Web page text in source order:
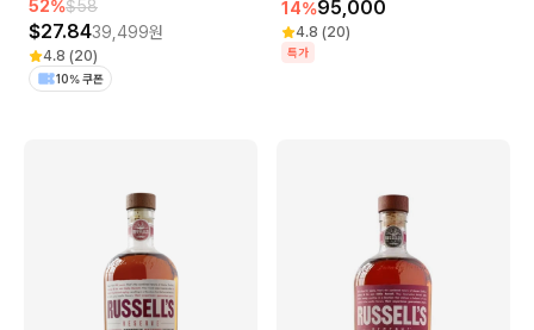
52%$58
$27.8439,499원
4.8 (20)
10% 쿠폰
14%95,000
4.8 (20)
특가